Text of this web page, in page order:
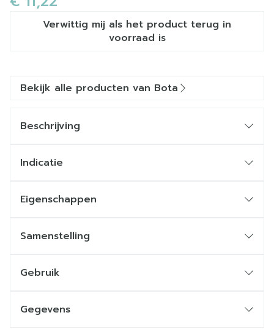
Verwittig mij als het product terug in
voorraad is
Bekijk alle producten van Bota
Beschrijving
Indicatie
Eigenschappen
Samenstelling
Gebruik
Gegevens